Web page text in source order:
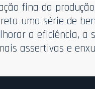
fina da
uma série de
a eficiência, a
assertivas e